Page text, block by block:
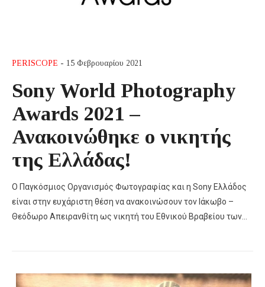
PERISCOPE - 15 Φεβρουαρίου 2021
Sony World Photography
Awards 2021 –
Ανακοινώθηκε ο νικητής
της Ελλάδας!
Ο Παγκόσμιος Οργανισμός Φωτογραφίας και η Sony Ελλάδος
είναι στην ευχάριστη θέση να ανακοινώσουν τον Ιάκωβο –
Θεόδωρο Απειρανθίτη ως νικητή του Εθνικού Βραβείου των…